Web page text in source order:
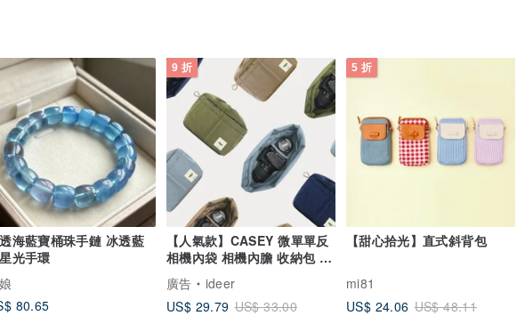
海藍寶桶珠手鏈 冰透藍
光手環
80.65
9 折
【人氣款】CASEY 微單單反
相機內袋 相機內膽 收納包 包
中包
廣告
ideer
US$ 29.79 US$ 33.00
5 折
【甜心拾光】直式斜背包
mi81
US$ 24.06 US$ 48.11